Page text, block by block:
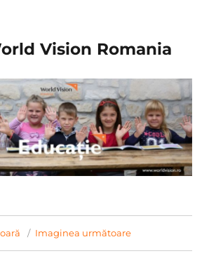
Vision Romania
Imaginea următoare